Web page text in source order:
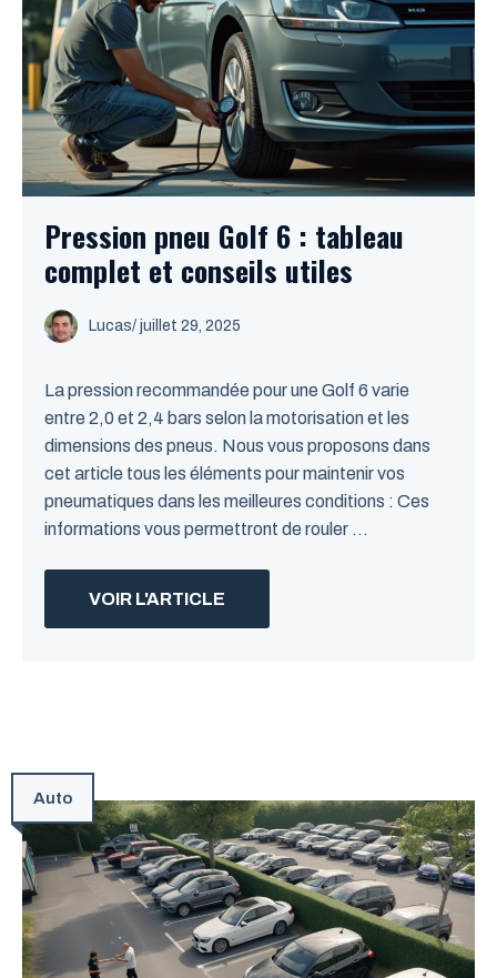
Pression pneu Golf 6 : tableau
complet et conseils utiles
Lucas/ juillet 29, 2025
La pression recommandée pour une Golf 6 varie
entre 2,0 et 2,4 bars selon la motorisation et les
dimensions des pneus. Nous vous proposons dans
cet article tous les éléments pour maintenir vos
pneumatiques dans les meilleures conditions : Ces
informations vous permettront de rouler ...
VOIR L'ARTICLE
Auto